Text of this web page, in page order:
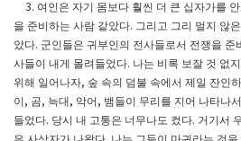
3. 여인은 자기 몸보다 훨씬 더 큰 십자가를
을 준비하는 사람 같았다. 그리고 그리 멀지 않
았다. 군인들은 귀부인의 전사들로서 전쟁을 준
사들이 내게 몰려들었다. 나는 비록 보잘 것 없
위해 일어나자, 숲 속의 덤불 속에서 제일 잔인
이 , 곰, 늑대 , 악어 , 뱀들이 무리를 지어 나타나
들었다. 당시 내 고통은 너무나도 컸다. 거기서